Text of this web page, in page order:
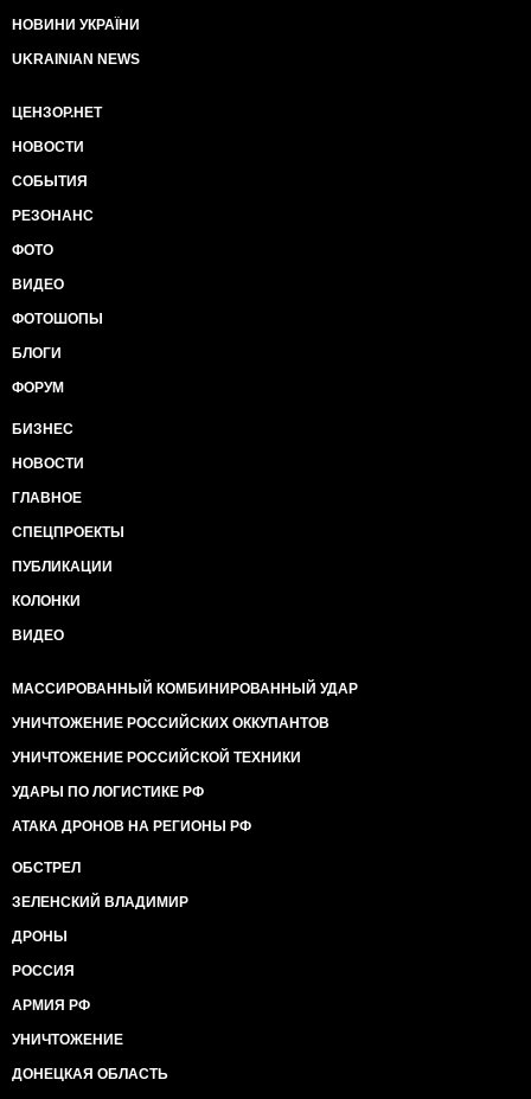
НОВИНИ УКРАЇНИ
UKRAINIAN NEWS
ЦЕНЗОР.НЕТ
НОВОСТИ
СОБЫТИЯ
РЕЗОНАНС
ФОТО
ВИДЕО
ФОТОШОПЫ
БЛОГИ
ФОРУМ
БИЗНЕС
НОВОСТИ
ГЛАВНОЕ
СПЕЦПРОЕКТЫ
ПУБЛИКАЦИИ
КОЛОНКИ
ВИДЕО
МАССИРОВАННЫЙ КОМБИНИРОВАННЫЙ УДАР
УНИЧТОЖЕНИЕ РОССИЙСКИХ ОККУПАНТОВ
УНИЧТОЖЕНИЕ РОССИЙСКОЙ ТЕХНИКИ
УДАРЫ ПО ЛОГИСТИКЕ РФ
АТАКА ДРОНОВ НА РЕГИОНЫ РФ
ОБСТРЕЛ
ЗЕЛЕНСКИЙ ВЛАДИМИР
ДРОНЫ
РОССИЯ
АРМИЯ РФ
УНИЧТОЖЕНИЕ
ДОНЕЦКАЯ ОБЛАСТЬ